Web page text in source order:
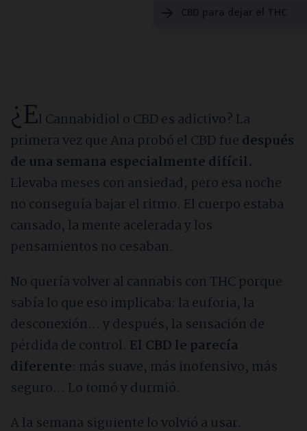
ONG’s y Asociaciones
Entidades públicas
Adicciones
Haz tu test de adicciones
Cocaína
Alcoholismo
Cannabis
Heroína
CBD para dejar el THC
¿El Cannabidiol o CBD es adictivo? La
primera vez que Ana probó el CBD fue después
de una semana especialmente difícil.
Llevaba meses con ansiedad, pero esa noche
no conseguía bajar el ritmo. El cuerpo estaba
cansado, la mente acelerada y los
pensamientos no cesaban.
No quería volver al cannabis con THC porque
sabía lo que eso implicaba: la euforia, la
desconexión… y después, la sensación de
pérdida de control. El CBD le parecía
diferente: más suave, más inofensivo, más
seguro… Lo tomó y durmió.
A la semana siguiente lo volvió a usar.